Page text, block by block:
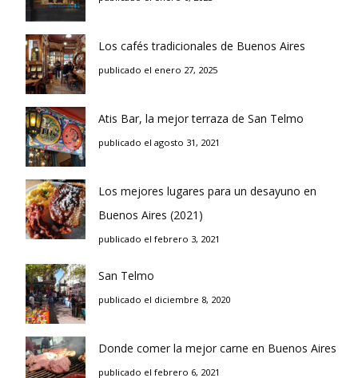
Los cafés tradicionales de Buenos Aires
publicado el enero 27, 2025
Atis Bar, la mejor terraza de San Telmo
publicado el agosto 31, 2021
Los mejores lugares para un desayuno en
Buenos Aires (2021)
publicado el febrero 3, 2021
San Telmo
publicado el diciembre 8, 2020
Donde comer la mejor carne en Buenos Aires
publicado el febrero 6, 2021